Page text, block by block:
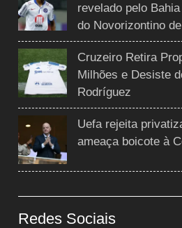
revelado pelo
do Novorizontino
Cruzeiro Retira
Milhões e Desiste
Rodríguez
Uefa rejeita
ameaça boicote à
Redes Sociais